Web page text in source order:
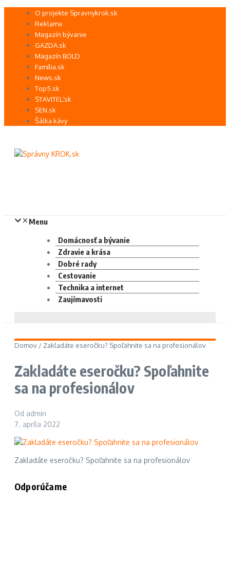
Preskočiť O projekte Spravnykrok.sk
Reklama
Magazín bývanie
GAZDA.sk
Magazín BOLD
Família.sk
News.sk
Top5.sk
STAVITEĽ.sk
SEN.sk
Šálka kávy
Menu
Domácnosť a bývanie
Zdravie a krása
Dobré rady
Cestovanie
Technika a internet
Zaujímavosti
Domov / Zakladáte eseročku? Spoľahnite sa na profesionálov
Zakladáte eseročku? Spoľahnite
sa na profesionálov
Od admin
7. apríla 2022
Zakladáte eseročku? Spoľahnite sa na profesionálov
Odporúčame